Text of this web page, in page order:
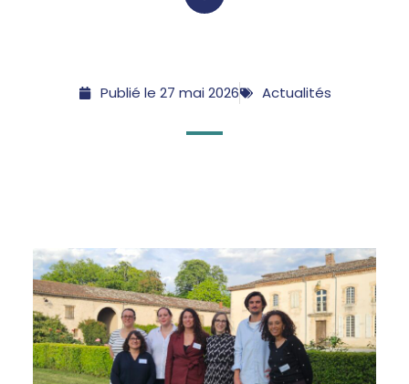
Publié le 27 mai 2026 Actualités